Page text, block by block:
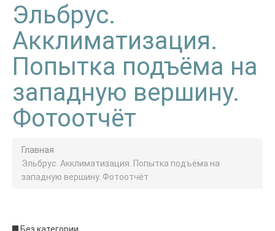
Эльбрус.
Акклиматизация.
Попытка подъёма на
западную вершину.
Фотоотчёт
Главная
Эльбрус. Акклиматизация. Попытка подъёма на
западную вершину. Фотоотчёт